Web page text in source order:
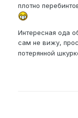
плотно
Интересная ода
сам не вижу,
потерянной